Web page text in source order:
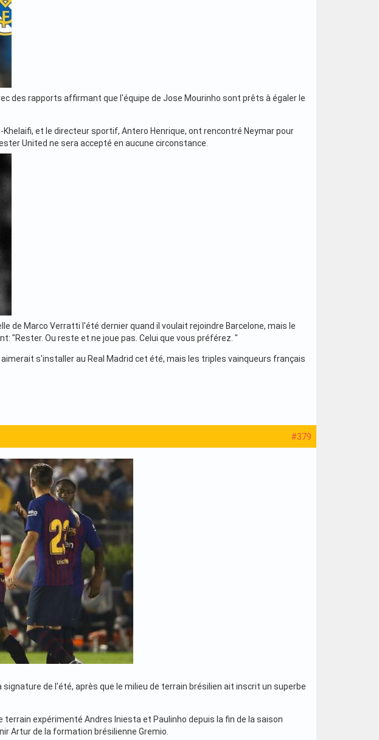
des rapports affirmant que l'équipe de Jose Mourinho sont prêts à égaler le
et le directeur sportif, Antero Henrique, ont rencontré Neymar pour
United ne sera accepté en aucune circonstance.
de Marco Verratti l'été dernier quand il voulait rejoindre Barcelone, mais le
"Rester. Ou reste et ne joue pas. Celui que vous préférez. "
s'installer au Real Madrid cet été, mais les triples vainqueurs français
#379
de l'été, après que le milieu de terrain brésilien ait inscrit un superbe
terrain expérimenté Andres Iniesta et Paulinho depuis la fin de la saison
Artur de la formation brésilienne Gremio.